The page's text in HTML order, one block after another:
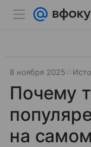
8 ноября 2025
Почему
на